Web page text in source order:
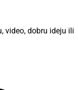
video, dobru ideju ili